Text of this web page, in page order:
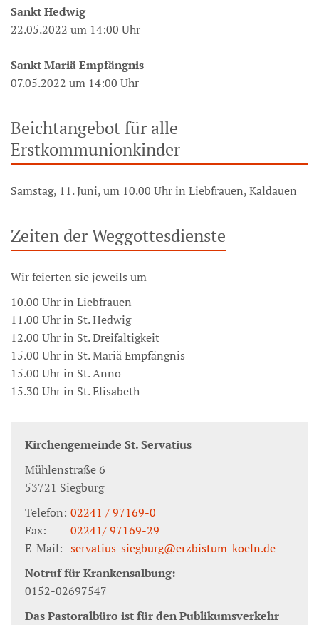
Sankt Hedwig
22.05.2022 um 14:00 Uhr
Sankt Mariä Empfängnis
07.05.2022 um 14:00 Uhr
Beichtangebot für alle
Erstkommunionkinder
Samstag, 11. Juni, um 10.00 Uhr in Liebfrauen, Kaldauen
Zeiten der Weggottesdienste
Wir feierten sie jeweils um
10.00 Uhr in Liebfrauen
11.00 Uhr in St. Hedwig
12.00 Uhr in St. Dreifaltigkeit
15.00 Uhr in St. Mariä Empfängnis
15.00 Uhr in St. Anno
15.30 Uhr in St. Elisabeth
Kirchengemeinde St. Servatius
Mühlenstraße 6
53721 Siegburg
Telefon: 02241 / 97169-0
Fax:
02241/ 97169-29
E-Mail: servatius-siegburg@erzbistum-koeln.de
Notruf für Krankensalbung:
0152-02697547
Das Pastoralbüro ist für den Publikumsverkehr